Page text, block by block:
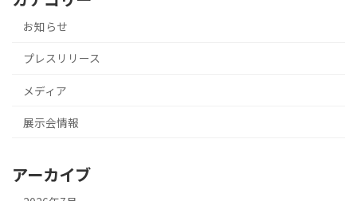
お知らせ
プレスリリース
メディア
展示会情報
アーカイブ